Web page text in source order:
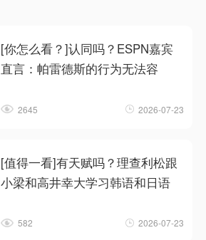
[你怎么看？]认同吗？ESPN嘉宾
直言：帕雷德斯的行为无法容
2645 2026-07-23
[值得一看]有天赋吗？理查利松跟
小梁和高井幸大学习韩语和日语
582 2026-07-23